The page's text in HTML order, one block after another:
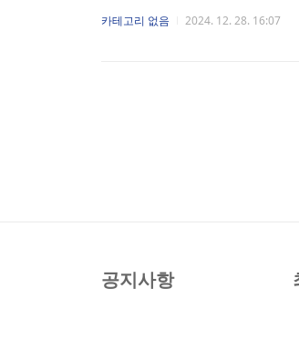
통해 안전하게 사용될 수 있습
가 진행됨에 따라, 종이 문서
일(금)부터 전 국민 신분증인
카테고리 없음 2024. 12. 28. 16:07
공지사항